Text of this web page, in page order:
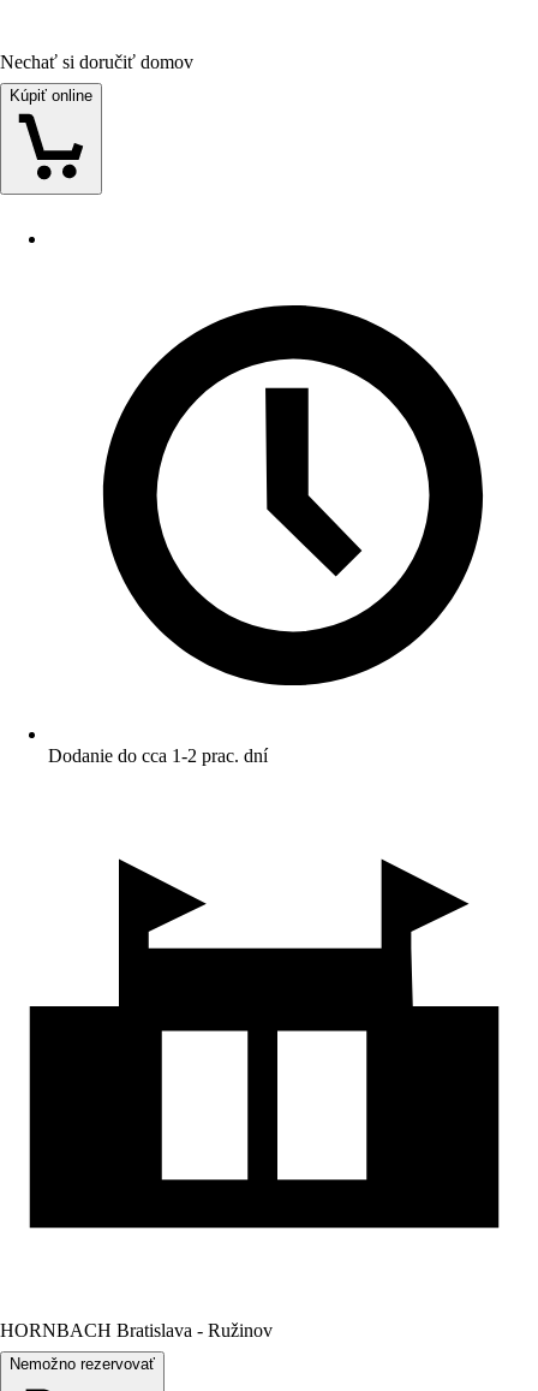
Nechať si doručiť domov
Kúpiť online
Dodanie do cca 1-2 prac. dní
HORNBACH Bratislava - Ružinov
Nemožno rezervovať